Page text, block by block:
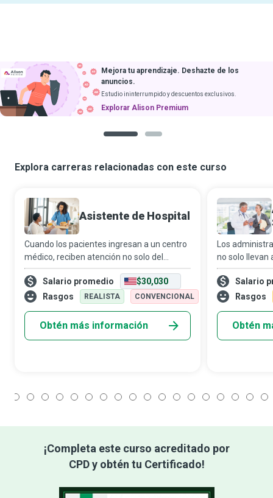
Mejora tu aprendizaje. Deshazte de los
anuncios.
Estudio ininterrumpido y descuentos exclusivos.
Explorar Alison Premium
Explora carreras relacionadas con este curso
Asistente de Hospital
Cuando los pacientes ingresan a un centro
médico, reciben atención no solo del
personal médico, sino también de un
equipo dinámico de asistentes de hospital
que brindan apoyo personalizado en
Salario promedio
$30,030
Rasgos
REALISTA CONVENCIONAL
Obtén más información
Los
no solo llevan
experiencia,
fieles a sí
sus
Salario
Rasgos
Obtén
¡Completa este curso acreditado por
CPD y obtén tu Certificado!